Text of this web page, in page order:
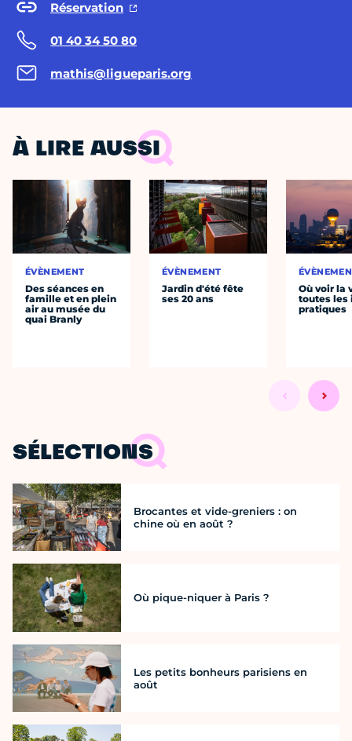
Réservation
01 40 34 50 80
mathis@ligueparis.org
À LIRE AUSSI
ÉVÈNEMENT
Des séances en
famille et en plein
air au musée du
quai Branly
ÉVÈNEMENT
Jardin d'été fête
ses 20 ans
Où voir la
toutes les
pratiques
SÉLECTIONS
Brocantes et vide-greniers : on
chine où en août ?
Où pique-niquer à Paris ?
Les petits bonheurs parisiens en
août